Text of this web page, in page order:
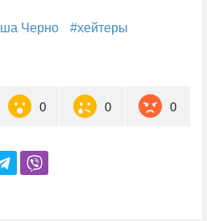
Черно
#хейтеры
0 0 0